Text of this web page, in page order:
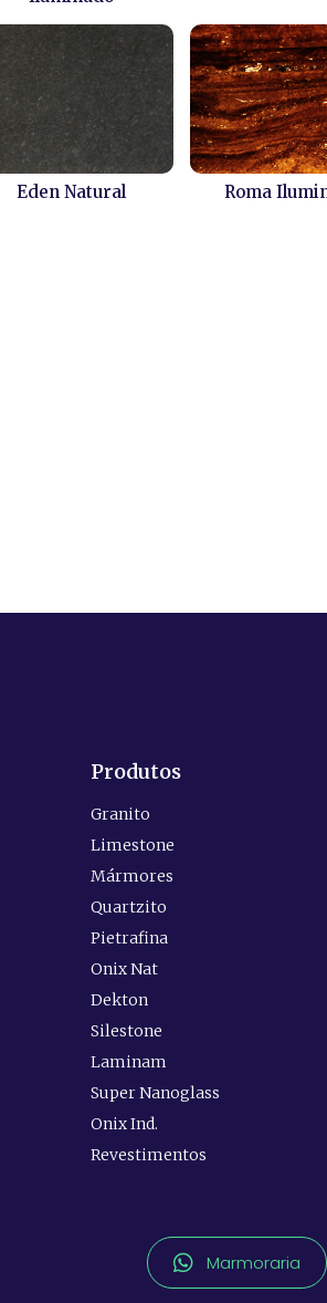
Eden Natural Roma
Produtos
Granito
Limestone
Mármores
Quartzito
Pietrafina
Onix Nat
Dekton
Silestone
Laminam
Super Nanoglass
Onix Ind.
Revestimentos
Marmoraria